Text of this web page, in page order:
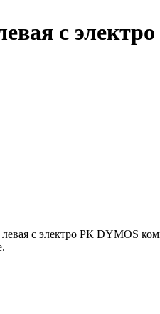
с
с электро РК DYMOS